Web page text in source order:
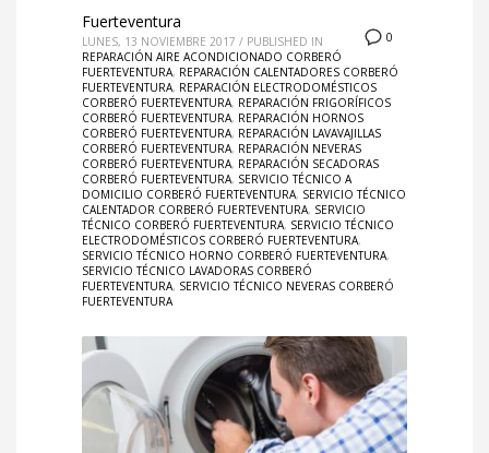
0
Fuerteventura
LUNES, 13 NOVIEMBRE 2017 / PUBLISHED IN
REPARACIÓN AIRE ACONDICIONADO CORBERÓ
FUERTEVENTURA, REPARACIÓN CALENTADORES CORBERÓ
FUERTEVENTURA, REPARACIÓN ELECTRODOMÉSTICOS
CORBERÓ FUERTEVENTURA, REPARACIÓN FRIGORÍFICOS
CORBERÓ FUERTEVENTURA, REPARACIÓN HORNOS
CORBERÓ FUERTEVENTURA, REPARACIÓN LAVAVAJILLAS
CORBERÓ FUERTEVENTURA, REPARACIÓN NEVERAS
CORBERÓ FUERTEVENTURA, REPARACIÓN SECADORAS
CORBERÓ FUERTEVENTURA, SERVICIO TÉCNICO A
DOMICILIO CORBERÓ FUERTEVENTURA, SERVICIO TÉCNICO
CALENTADOR CORBERÓ FUERTEVENTURA, SERVICIO
TÉCNICO CORBERÓ FUERTEVENTURA, SERVICIO TÉCNICO
ELECTRODOMÉSTICOS CORBERÓ FUERTEVENTURA,
SERVICIO TÉCNICO HORNO CORBERÓ FUERTEVENTURA,
SERVICIO TÉCNICO LAVADORAS CORBERÓ
FUERTEVENTURA, SERVICIO TÉCNICO NEVERAS CORBERÓ
FUERTEVENTURA